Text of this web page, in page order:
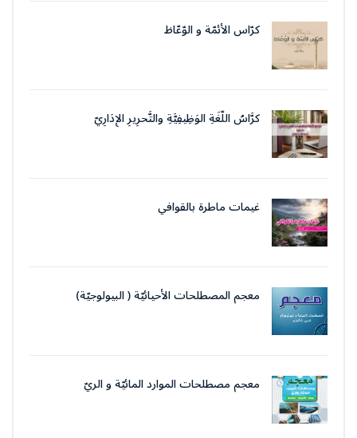
كرّاس الأئمّة و الوّعّاظ
كرَّاسُ اللُّغَةِ الوَظِيفِيَّةِ والتَّحرِيرِ الإِدَارِيّ
غيمات ماطرة بالقوافي
معجم المصطلحات الأحيائيّة ( البيولوجيّة)
معجم مصطلحات الموارد المائيّة و الريّ